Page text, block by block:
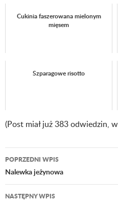
Cukinia faszerowana mielonym
mięsem
Szparagowe risotto
(Post miał już 383 odwiedzin,
Nawigacja
wpisu
POPRZEDNI WPIS
Nalewka jeżynowa
NASTĘPNY WPIS